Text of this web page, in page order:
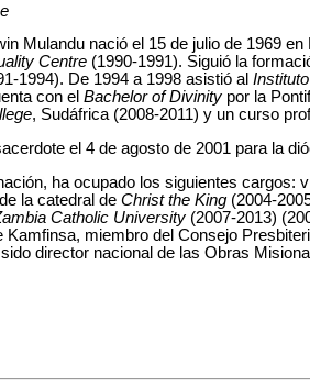
Mulandu nació el 15 de julio de 1969
Centre (1990-1991). Siguió la
1994). De 1994 a 1998 asistió al
con el Bachelor of Divinity por la
, Sudáfrica (2008-2011) y un curso
el 4 de agosto de 2001 para la
ha ocupado los siguientes cargos:
la catedral de Christ the King (2004-
Catholic University (2007-2013)
Kamfinsa, miembro del Consejo
director nacional de las Obras